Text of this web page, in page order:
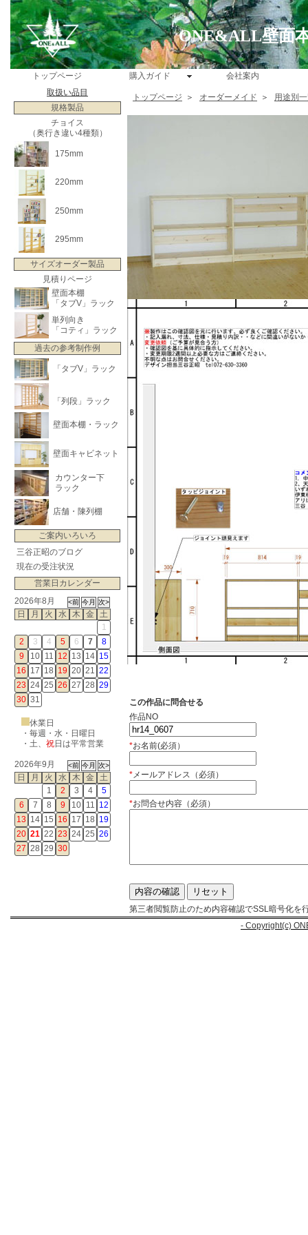
ONE&ALL壁面
トップページ 購入ガイド
会社案内
取扱い品目
規格製品
チョイス
（奥行き違い4種類）
175mm
220mm
250mm
295mm
サイズオーダー製品
見積りページ
壁面本棚
「タブV」ラック
単列向き
「コティ」ラック
過去の参考制作例
「タブV」ラック
「列段」ラック
壁面本棚・ラック
壁面キャビネット
カウンター下
ラック
店舗・陳列棚
ご案内いろいろ
三谷正昭のブログ
現在の受注状況
営業日カレンダー
2026年8月
日
月 火 水 木 金
土
1
2
3 4 5 6 7
8
9
10 11 12 13 14 15
16 17 18 19 20 21 22
23 24 25 26 27 28 29
30 31
休業日
・毎週・水・日曜日
・ 土、 祝日は平常営業
2026年9月
日
月 火 水 木 金
土
1
2 3 4
5
6
7 8 9 10 11 12
13 14 15 16 17 18 19
20 21 22 23 24 25 26
27 28 29 30
トップページ ＞ オーダーメイド ＞ 用途別
この作品に問合せる
作品NO
*お名前(必須）
*メールアドレス（必須）
*お問合せ内容（必須）
第三者閲覧防止のため内容確認でSSL暗号化を
- Copyright(c)